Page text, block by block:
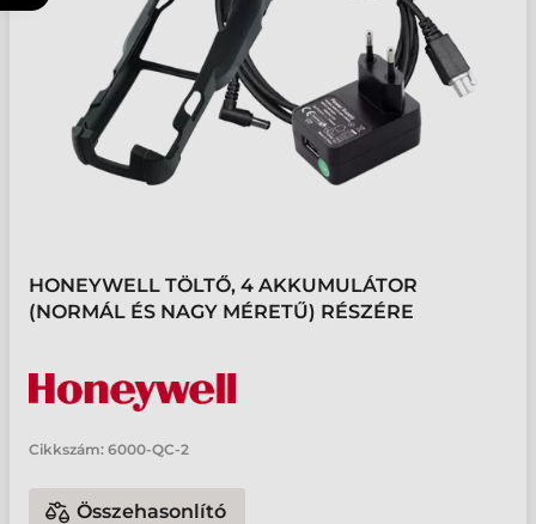
HONEYWELL TÖLTŐ, 4 AKKUMULÁTOR
(NORMÁL ÉS NAGY MÉRETŰ) RÉSZÉRE
Cikkszám: 6000-QC-2
Összehasonlító